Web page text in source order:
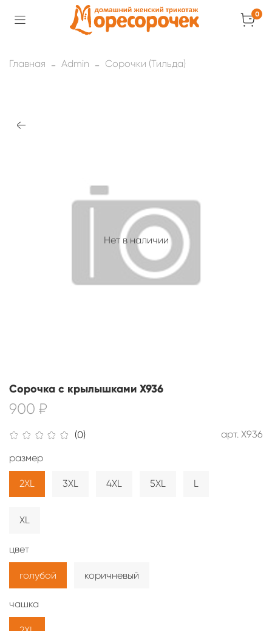
0
Главная Admin Сорочки (Тильда)
Нет в наличии
(0) арт. X936
Сорочка с крылышками X936
900 ₽
размер
2XL 3XL 4XL 5XL L
XL
цвет
голубой коричневый
чашка